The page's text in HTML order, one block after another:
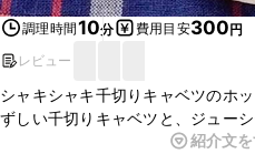
調理時間10分 費用目安300円
レビュー
シャキシャキ千切りキャベツのホ
ずしい千切りキャベツと、ジュー
パンが合わさり、とってもおいし
紹介文